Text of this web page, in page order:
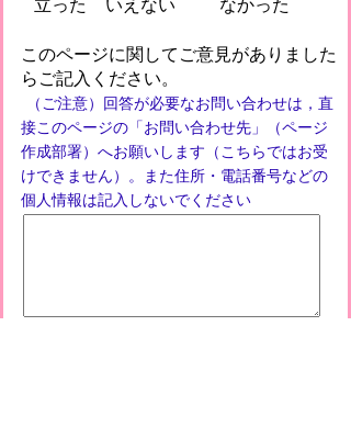
立った
いえない
なかった
このページに関してご意見がありました
らご記入ください。
（ご注意）回答が必要なお問い合わせは，直
接このページの「お問い合わせ先」（ページ
作成部署）へお願いします（こちらではお受
けできません）。また住所・電話番号などの
個人情報は記入しないでください